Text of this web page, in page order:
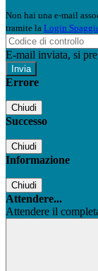
Non hai una e-mail
tramite la Login
E-mail inviata, si
Errore
Chiudi
Successo
Chiudi
Informazione
Chiudi
Attendere...
Attendere il